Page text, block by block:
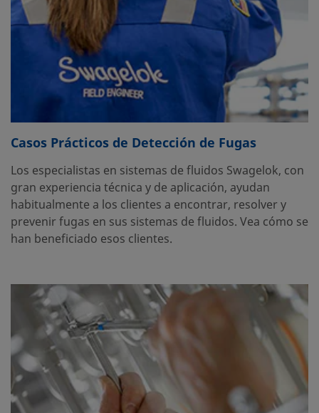
Casos Prácticos de Detección de Fugas
Los especialistas en sistemas de fluidos Swagelok, con
gran experiencia técnica y de aplicación, ayudan
habitualmente a los clientes a encontrar, resolver y
prevenir fugas en sus sistemas de fluidos. Vea cómo se
han beneficiado esos clientes.